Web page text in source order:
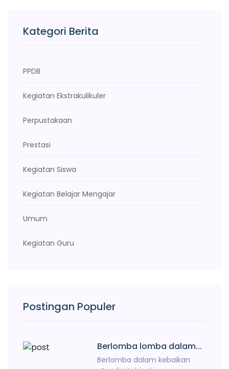
Kategori Berita
PPDB
Kegiatan Ekstrakulikuler
Perpustakaan
Prestasi
Kegiatan Siswa
Kegiatan Belajar Mengajar
Umum
Kegiatan Guru
Postingan Populer
Berlomba lomba dalam...
Berlomba dalam kebaikan